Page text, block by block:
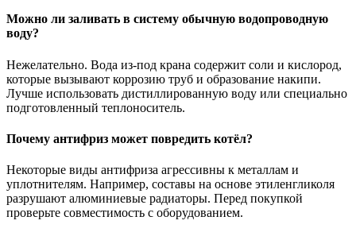
Можно ли заливать в систему обычную водопроводную
воду?
Нежелательно. Вода из-под крана содержит соли и кислород,
которые вызывают коррозию труб и образование накипи.
Лучше использовать дистиллированную воду или специально
подготовленный теплоноситель.
Почему антифриз может повредить котёл?
Некоторые виды антифриза агрессивны к металлам и
уплотнителям. Например, составы на основе этиленгликоля
разрушают алюминиевые радиаторы. Перед покупкой
проверьте совместимость с оборудованием.